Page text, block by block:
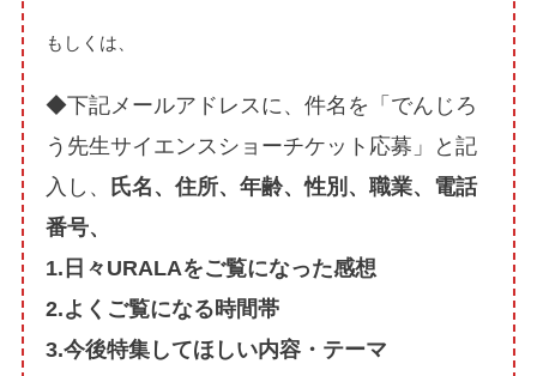
もしくは、
◆下記メールアドレスに、件名を「でんじろ
う先生サイエンスショーチケット応募」と記
入し、
氏名、住所、年齢、性別、職業、電話
番号、
1.日々URALAをご覧になった感想
2.よくご覧になる時間帯
3.今後特集してほしい内容・テーマ